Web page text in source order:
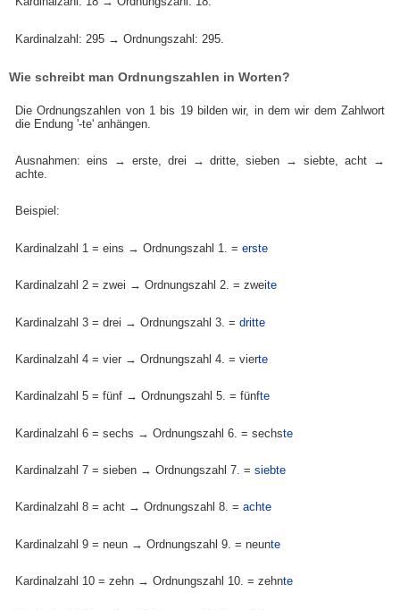
Kardinalzahl: 295 → Ordnungszahl: 295.
Wie schreibt man Ordnungszahlen in Worten?
Die Ordnungszahlen von 1 bis 19 bilden wir, in dem wir dem Zahlwort
die Endung '-te' anhängen.
Ausnahmen: eins → erste, drei → dritte, sieben → siebte, acht →
achte.
Beispiel:
Kardinalzahl 1 = eins → Ordnungszahl 1. =erste
Kardinalzahl 2 = zwei → Ordnungszahl 2. = zweite
Kardinalzahl 3 = drei → Ordnungszahl 3. =dritte
Kardinalzahl 4 = vier → Ordnungszahl 4. = vierte
Kardinalzahl 5 = fünf → Ordnungszahl 5. = fünfte
Kardinalzahl 6 = sechs → Ordnungszahl 6. = sechste
Kardinalzahl 7 = sieben → Ordnungszahl 7. =siebte
Kardinalzahl 8 = acht → Ordnungszahl 8. =achte
Kardinalzahl 9 = neun → Ordnungszahl 9. = neunte
Kardinalzahl 10 = zehn → Ordnungszahl 10. = zehnte